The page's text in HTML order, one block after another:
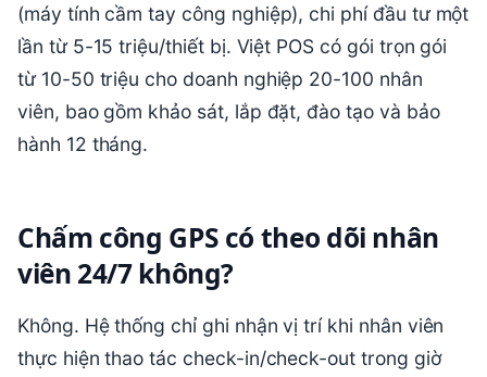
(máy tính cầm tay công nghiệp), chi phí đầu tư một
lần từ 5-15 triệu/thiết bị. Việt POS có gói trọn gói
từ 10-50 triệu cho doanh nghiệp 20-100 nhân
viên, bao gồm khảo sát, lắp đặt, đào tạo và bảo
hành 12 tháng.
Chấm công GPS có theo dõi nhân
viên 24/7 không?
Không. Hệ thống chỉ ghi nhận vị trí khi nhân viên
thực hiện thao tác check-in/check-out trong giờ